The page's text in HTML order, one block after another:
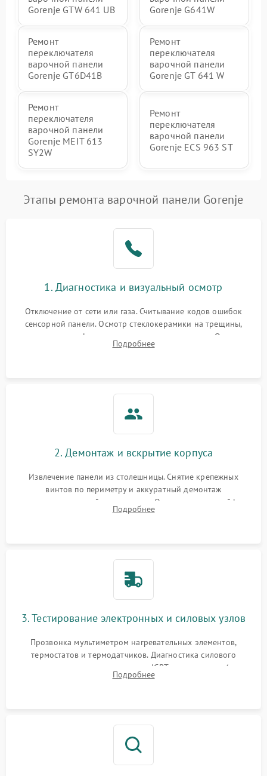
Gorenje GTW 641 UB
Gorenje G641W
Ремонт
переключателя
варочной панели
Gorenje GT6D41B
Ремонт
переключателя
варочной панели
Gorenje GT 641 W
Ремонт
переключателя
варочной панели
Gorenje MEIT 613
SY2W
Ремонт
переключателя
варочной панели
Gorenje ECS 963 ST
Этапы ремонта варочной панели Gorenje
1. Диагностика и визуальный осмотр
Отключение от сети или газа. Считывание кодов ошибок
сенсорной панели. Осмотр стеклокерамики на трещины,
проверка конфорок на равномерность нагрева. Опрос
клиента о симптомах (не включается, не видит посуду,
Подробнее
2. Демонтаж и вскрытие корпуса
Извлечение панели из столешницы. Снятие крепежных
винтов по периметру и аккуратный демонтаж
стеклокерамической поверхности. Отсоединение шлейфов
сенсорного блока для доступа к силовым платам, катушкам
Подробнее
3. Тестирование электронных и силовых узлов
Прозвонка мультиметром нагревательных элементов,
термостатов и термодатчиков. Диагностика силового
модуля, реле, диодных мостов и IGBT-транзисторов (для
индукции). Проверка кранов и газ-контроля (для газовых
Подробнее